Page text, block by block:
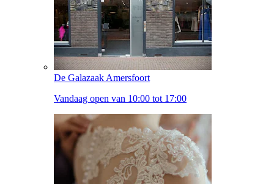
De Galazaak Amersfoort
Vandaag open van 10:00 tot 17:00